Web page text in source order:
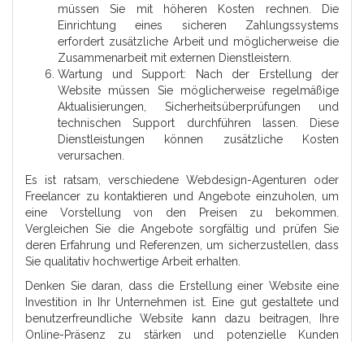
müssen Sie mit höheren Kosten rechnen. Die
Einrichtung eines sicheren Zahlungssystems
erfordert zusätzliche Arbeit und möglicherweise die
Zusammenarbeit mit externen Dienstleistern.
Wartung und Support: Nach der Erstellung der
Website müssen Sie möglicherweise regelmäßige
Aktualisierungen, Sicherheitsüberprüfungen und
technischen Support durchführen lassen. Diese
Dienstleistungen können zusätzliche Kosten
verursachen.
Es ist ratsam, verschiedene Webdesign-Agenturen oder
Freelancer zu kontaktieren und Angebote einzuholen, um
eine Vorstellung von den Preisen zu bekommen.
Vergleichen Sie die Angebote sorgfältig und prüfen Sie
deren Erfahrung und Referenzen, um sicherzustellen, dass
Sie qualitativ hochwertige Arbeit erhalten.
Denken Sie daran, dass die Erstellung einer Website eine
Investition in Ihr Unternehmen ist. Eine gut gestaltete und
benutzerfreundliche Website kann dazu beitragen, Ihre
Online-Präsenz zu stärken und potenzielle Kunden